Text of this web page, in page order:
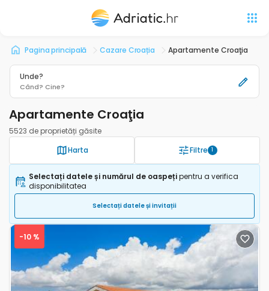
Pagina principală Cazare Croația Apartamente Croaţia
Unde?
Când? Cine?
Apartamente Croaţia
5523 de proprietăți găsite
Harta
Filtre 1
Selectați datele și numărul de oaspețipentru a verifica
disponibilitatea
Selectați datele și invitații
-10 %